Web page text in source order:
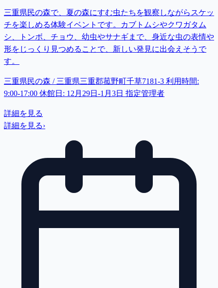
三重県民の森で、夏の森にすむ虫たちを観察しながらスケッ
チを楽しめる体験イベントです。カブトムシやクワガタム
シ、トンボ、チョウ、幼虫やサナギまで、身近な虫の表情や
形をじっくり見つめることで、新しい発見に出会えそうで
す。
三重県民の森 / 三重県三重郡菰野町千草7181-3 利用時間:
9:00-17:00 休館日: 12月29日-1月3日 指定管理者
詳細を見る
詳細を見る›